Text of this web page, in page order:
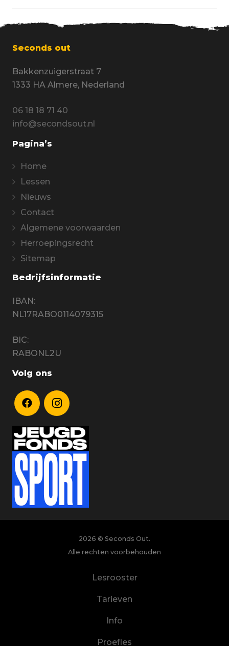
Seconds out
Bakkenzuigerstraat 7
1333 HA Almere, Nederland
06 18 18 71 40
info@secondsout.nl
Pagina’s
Home
Lessen
Nieuws
Contact
Algemene voorwaarden
Herroepingsrecht
Sitemap
Bedrijfsinformatie
IBAN:
NL17RABO0114079315
BIC:
RABONL2U
Volg ons
2026 © Seconds Out.
Alle rechten voorbehouden
Lesrooster
Tarieven
Info
Proefles